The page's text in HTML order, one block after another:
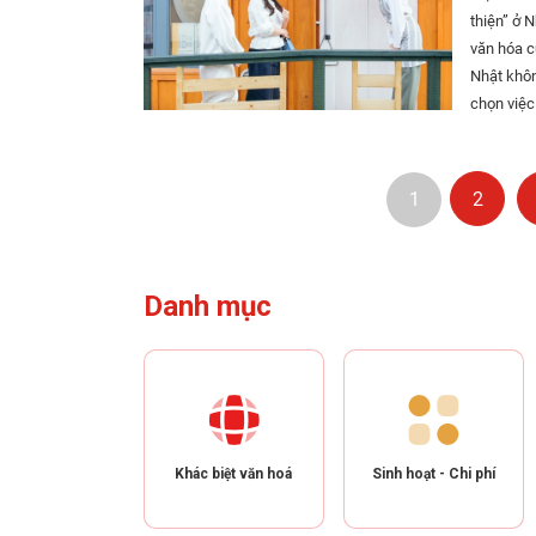
Cuối
thể đi bộ
Nếu còn
chỉ cần
Nara,
anh đào nở thì thực sự
Trong
tỷ lệ xây
được vượt qua tỷ lệ
dựng là
nhà ở Nhật Ngoài ra, quy định xây dựng của Nhật còn có “Tỷ lệ diện tích sàn”.
diện tích
50 đến
270 mét
với diện tích sàn
khi cứ
rất bình
chúng
Việt
nhậu
fan của một ly
ra một
chúng
nhưng vì chưa
tán cây
bia/rượu
thuần là
tư một chút
thần
là một ý
nói thứ
nhận thức của người dân. Tôi có
một hôm
nhắc mình sẽ lưu ý. Ở Nhật Bản, khi nói chuyện
trên xe
phạm sự
Bạn tôi
đang tan học vào trong
giáo viên
hình
thiện” ở
văn hóa
Nhật không thích ôm
chọn
Tây nên
cuộc
Nhật Bản.
tiếng
phương
1 2
Danh mục
Khác biệt văn hoá Sinh hoạt - Chi phí